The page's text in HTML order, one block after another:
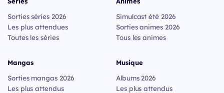
Sorties séries 2026
Les plus attendues
Toutes les séries
Simulcast été 2026
Sorties animes 2026
Tous les animes
Mangas
Sorties mangas 2026
Les plus attendus
Musique
Albums 2026
Les plus attendus